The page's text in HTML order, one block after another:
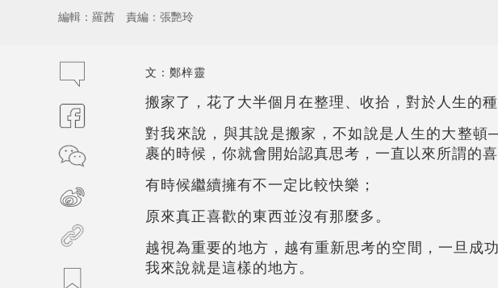
編輯：羅茜 責編：張艷玲
文：鄭梓靈
搬家了，花了大半個月在整理、收拾，對於人生的
對我來說，與其說是搬家，不如說是人生的大整
裹的時候，你就會開始認真思考，一直以來所謂的
有時候繼續擁有不一定比較快樂；
原來真正喜歡的東西並沒有那麼多。
越視為重要的地方，越有重新思考的空間，一旦成
我來說就是這樣的地方。